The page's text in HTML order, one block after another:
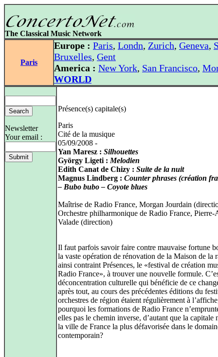
The Classical Music Network
Paris
Europe : Paris, Londn, Zurich, Geneva,
Bruxelles, Gent
America : New York, San Francisco,
WORLD
Newsletter
Your email :
Présence(s) capitale(s)
Paris
Cité de la musique
05/09/2008 -
Yan Maresz : Silhouettes
György Ligeti : Melodien
Edith Canat de Chizy : Suite de la nuit
Magnus Lindberg : Counter phrases (création
– Bubo bubo – Coyote blues
Maîtrise de Radio France, Morgan Jourdain
Orchestre philharmonique de Radio France, Pierre-
Valade (direction)
Il faut parfois savoir faire contre mauvaise fortune
la vaste opération de rénovation de la Maison de la
ainsi contraint Présences, le «festival de création
Radio France», à trouver une nouvelle formule.
déconcentration culturelle qui bénéficie de ce
après tout, au cours des précédentes éditions du
orchestres de région étaient régulièrement à
pourquoi les formations de Radio France
elles pas le chemin inverse, d’autant que la capitale
la ville de France la plus défavorisée dans le
contemporain?